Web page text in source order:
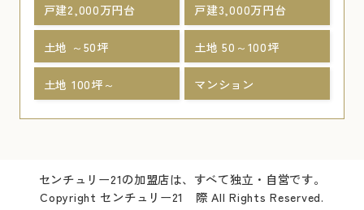
戸建2,000万円台 戸建3,000万円台
土地 ～50坪 土地 50～100坪
土地 100坪～ マンション
センチュリー21の加盟店は、すべて独立・自営です。
Copyright センチュリー21 際 All Rights Reserved.